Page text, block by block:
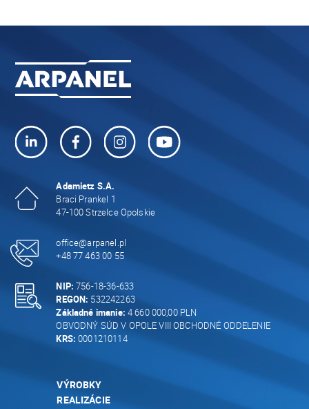
Adamietz S.A.
Braci Prankel 1
47-100 Strzelce Opolskie
office@arpanel.pl
+48 77 463 00 55
NIP: 756-18-36-633
REGON: 532242263
Základné imanie: 4 660 000,00 PLN
OBVODNÝ SÚD V OPOLE VIII OBCHODNÉ ODDELENIE
KRS: 0001210114
VÝROBKY
REALIZÁCIE